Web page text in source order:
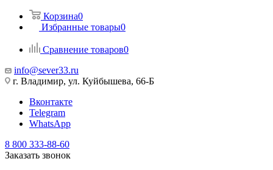
Корзина0
Избранные товары0
Сравнение товаров0
info@sever33.ru
г. Владимир, ул. Куйбышева, 66-Б
Вконтакте
Telegram
WhatsApp
8 800 333-88-60
Заказать звонок